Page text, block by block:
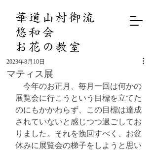
マティス展
2023年8月10日
今年のお正月、毎月一回は何かの
展覧会に行こうという目標を立てた
のにもかかわらず、この目標は達成
されていないと感じつつ過ごしてお
りました。それを挽回すべく、お盆
休みに展覧会の梯子をしようと思い